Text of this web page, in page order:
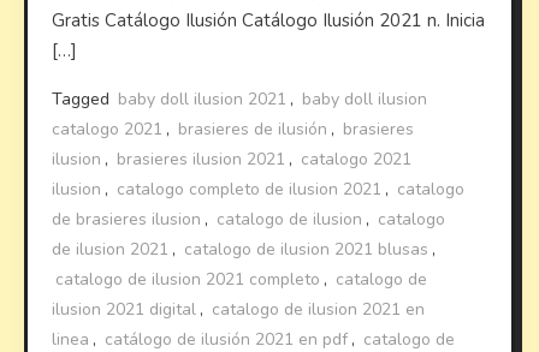
Gratis Catálogo Ilusión Catálogo Ilusión 2021 n. Inicia
[…]
Tagged baby doll ilusion 2021 , baby doll ilusion
catalogo 2021 , brasieres de ilusión , brasieres
ilusion , brasieres ilusion 2021 , catalogo 2021
ilusion , catalogo completo de ilusion 2021 , catalogo
de brasieres ilusion , catalogo de ilusion , catalogo
de ilusion 2021 , catalogo de ilusion 2021 blusas ,
catalogo de ilusion 2021 completo , catalogo de
ilusion 2021 digital , catalogo de ilusion 2021 en
linea , catálogo de ilusión 2021 en pdf , catalogo de